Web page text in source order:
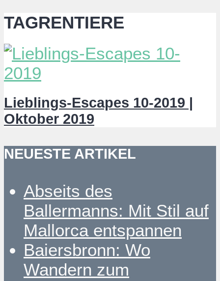
TAGRENTIERE
Lieblings-Escapes 10-2019 |
Oktober 2019
NEUESTE ARTIKEL
Abseits des
Ballermanns: Mit Stil auf
Mallorca entspannen
Baiersbronn: Wo
Wandern zum